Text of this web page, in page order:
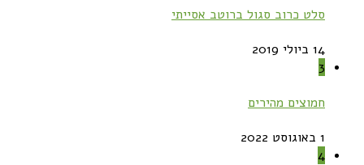
סלט כרוב סגול ברוטב אסייתי
14 ביולי 2019
3
חמוצים מהירים
1 באוגוסט 2022
4